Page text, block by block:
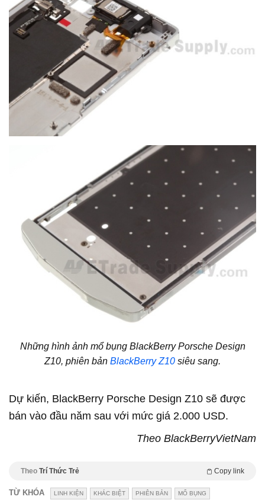
Những hình ảnh mổ bụng BlackBerry Porsche Design
Z10, phiên bản BlackBerry Z10 siêu sang.
Dự kiến, BlackBerry Porsche Design Z10 sẽ được
bán vào đầu năm sau với mức giá 2.000 USD.
Theo BlackBerryVietNam
Theo Trí Thức Trẻ Copy link
TỪ KHÓA LINH KIỆN KHÁC BIỆT PHIÊN BẢN MỔ BỤNG